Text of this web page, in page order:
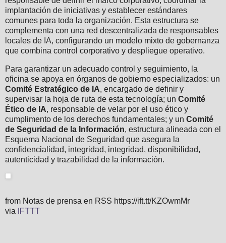
implantación de iniciativas y establecer estándares
comunes para toda la organización. Esta estructura se
complementa con una red descentralizada de responsables
locales de IA, configurando un modelo mixto de gobernanza
que combina control corporativo y despliegue operativo.
Para garantizar un adecuado control y seguimiento, la
oficina se apoya en órganos de gobierno especializados: un
Comité Estratégico de IA, encargado de definir y
supervisar la hoja de ruta de esta tecnología; un Comité
Ético de IA, responsable de velar por el uso ético y
cumplimento de los derechos fundamentales; y un Comité
de Seguridad de la Información, estructura alineada con el
Esquema Nacional de Seguridad que asegura la
confidencialidad, integridad, integridad, disponibilidad,
autenticidad y trazabilidad de la información.
from Notas de prensa en RSS https://ift.tt/KZOwmMr
via
IFTTT